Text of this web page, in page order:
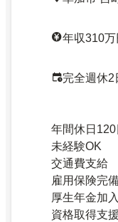
年収310万
完全週休2
年間休日120
未経験OK
交通費支給
雇用保険完
厚生年金加入
資格取得支